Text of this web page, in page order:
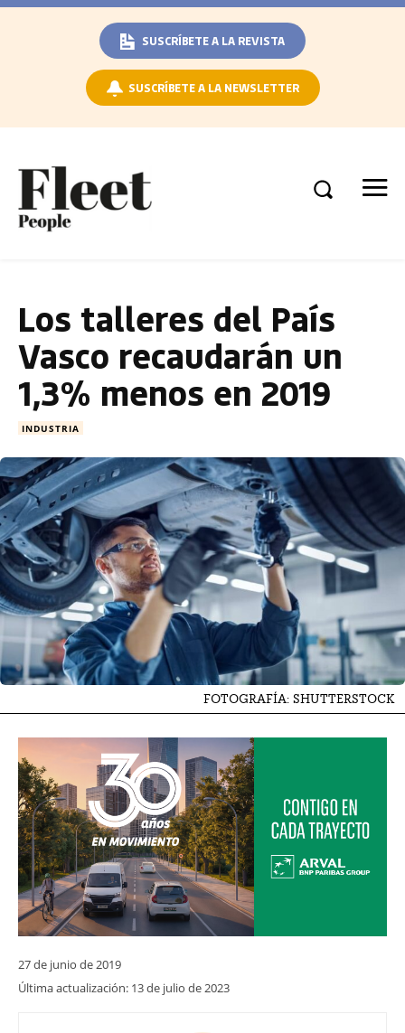
SUSCRÍBETE A LA REVISTA
SUSCRÍBETE A LA NEWSLETTER
Los talleres del País
Vasco recaudarán un
1,3% menos en 2019
INDUSTRIA
FOTOGRAFÍA: SHUTTERSTOCK
27 de junio de 2019
Última actualización: 13 de julio de 2023